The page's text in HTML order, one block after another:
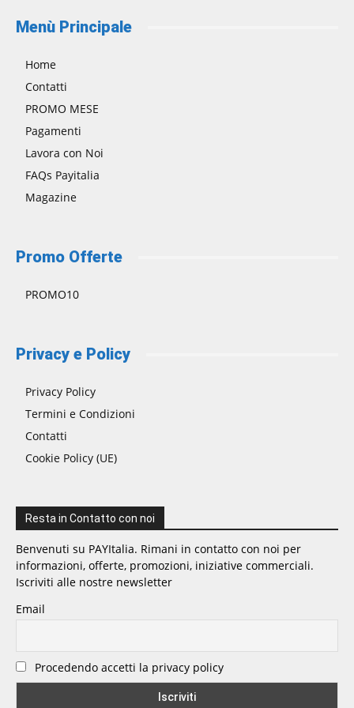
Menù Principale
Home
Contatti
PROMO MESE
Pagamenti
Lavora con Noi
FAQs Payitalia
Magazine
Promo Offerte
PROMO10
Privacy e Policy
Privacy Policy
Termini e Condizioni
Contatti
Cookie Policy (UE)
Resta in Contatto con noi
Benvenuti su PAYItalia. Rimani in contatto con noi per
informazioni, offerte, promozioni, iniziative commerciali.
Iscriviti alle nostre newsletter
Email
Procedendo accetti la privacy policy